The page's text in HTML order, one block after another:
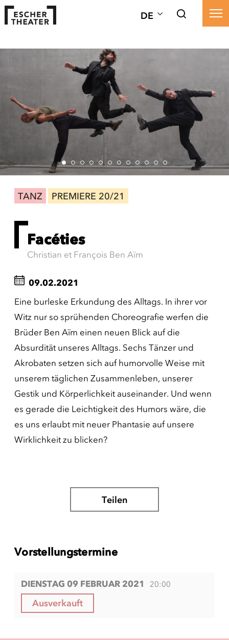
DE
TANZ PREMIERE 20/21
Facéties
Christian et François Ben Aïm
09.02.2021
Eine burleske Erkundung des Alltags. In ihrer vor
Witz nur so sprühenden Choreografie werfen die
Brüder Ben Aïm einen neuen Blick auf die
Absurdität unseres Alltags. Sechs Tänzer und
Akrobaten setzen sich auf humorvolle Weise mit
unserem täglichen Zusammenleben, unserer
Gestik und Körperlichkeit auseinander. Und wenn
es gerade die Leichtigkeit des Humors wäre, die
es uns erlaubt mit neuer Phantasie auf unsere
Wirklichkeit zu blicken?
Teilen
Vorstellungstermine
DIENSTAG 09 FEBRUAR 2021 20:00
Ausverkauft